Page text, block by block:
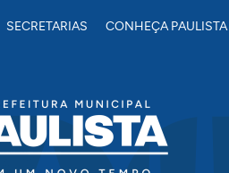
SECRETARIAS CONHEÇA PAULISTA